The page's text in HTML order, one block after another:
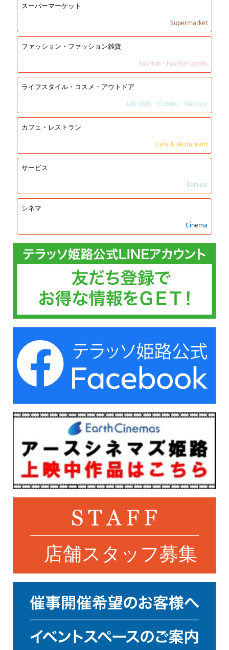
スーパーマーケット
Supermarket
ファッション・ファッション雑貨
Fashion・Fashion goods
ライフスタイル・コスメ・アウトドア
Life style・Cosme・Outdoor
カフェ・レストラン
Cafe & Restaurant
サービス
Service
シネマ
Cinema